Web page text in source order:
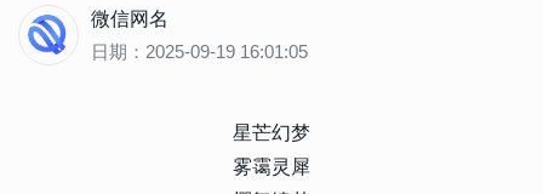
微信网名
日期：2025-09-19 16:01:05
星芒幻梦
雾霭灵犀